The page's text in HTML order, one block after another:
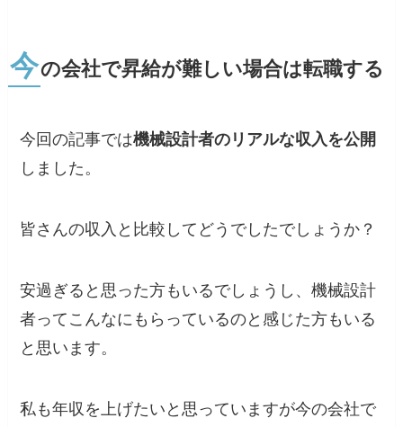
今の会社で昇給が難しい場合は転職する
今回の記事では機械設計者のリアルな収入を公開
しました。
皆さんの収入と比較してどうでしたでしょうか？
安過ぎると思った方もいるでしょうし、機械設計
者ってこんなにもらっているのと感じた方もいる
と思います。
私も年収を上げたいと思っていますが今の会社で